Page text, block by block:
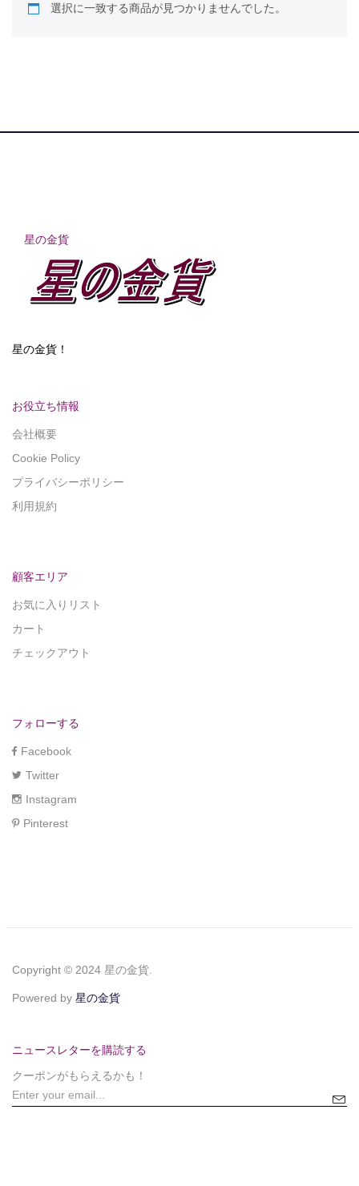
選択に一致する商品が見つかりませんでした。
星の金貨
星の金貨！
お役立ち情報
会社概要
Cookie Policy
プライバシーポリシー
利用規約
顧客エリア
お気に入りリスト
カート
チェックアウト
フォローする
Facebook
Twitter
Instagram
Pinterest
Copyright © 2024 星の金貨.
Powered by 星の金貨
ニュースレターを購読する
クーポンがもらえるかも！